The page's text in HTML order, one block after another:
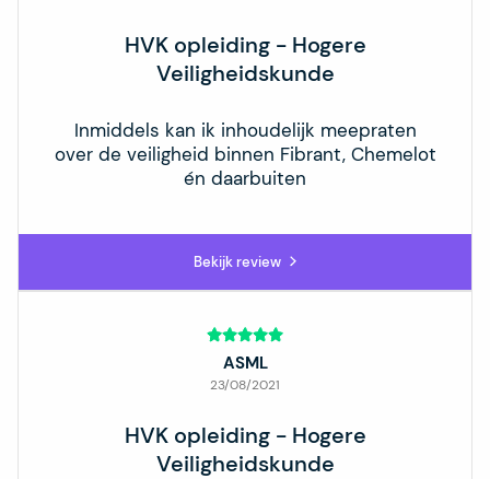
HVK opleiding - Hogere
Veiligheidskunde
Inmiddels kan ik inhoudelijk meepraten
over de veiligheid binnen Fibrant, Chemelot
én daarbuiten
Bekijk review
ASML
23/08/2021
HVK opleiding - Hogere
Veiligheidskunde